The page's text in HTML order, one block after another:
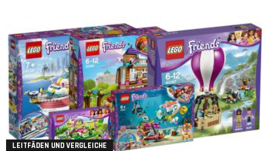
LEITFÄDEN UND VERGLEICHE